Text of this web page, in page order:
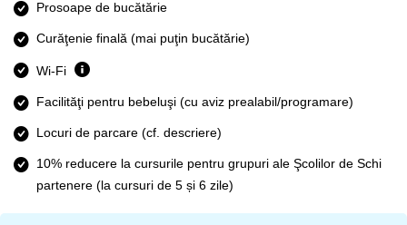
Prosoape de bucătărie
Curăţenie finală (mai puţin bucătărie)
Wi-Fi
Facilităţi pentru bebeluşi (cu aviz prealabil/programare)
Locuri de parcare (cf. descriere)
10% reducere la cursurile pentru grupuri ale Şcolilor de Schi
partenere (la cursuri de 5 și 6 zile)